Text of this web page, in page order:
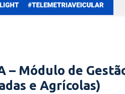
– Módulo de
e Agrícolas)